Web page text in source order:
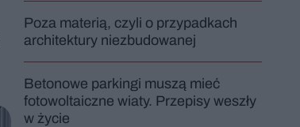
Poza materią, czyli o przypadkach
architektury niezbudowanej
Betonowe parkingi muszą mieć
fotowoltaiczne wiaty. Przepisy weszły
w życie